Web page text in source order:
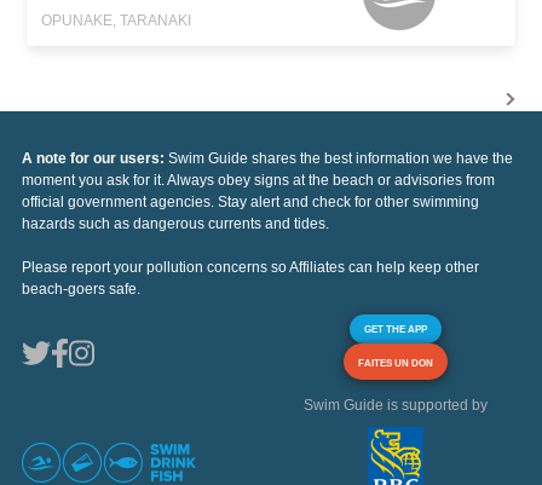
OPUNAKE, TARANAKI
A note for our users: Swim Guide shares the best information we have the
moment you ask for it. Always obey signs at the beach or advisories from
official government agencies. Stay alert and check for other swimming
hazards such as dangerous currents and tides.
Please report your pollution concerns so Affiliates can help keep other
beach-goers safe.
GET THE APP
FAITES UN DON
Swim Guide is supported by